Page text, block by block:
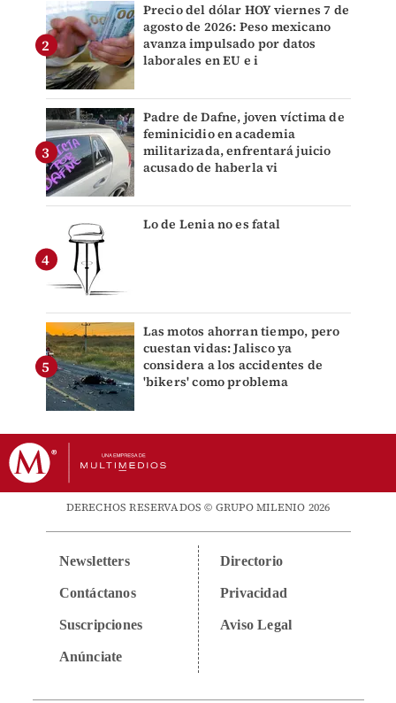
Precio del dólar HOY viernes 7 de
agosto de 2026: Peso mexicano
avanza impulsado por datos
laborales en EU e i
Padre de Dafne, joven víctima de
feminicidio en academia
militarizada, enfrentará juicio
acusado de haberla vi
Lo de Lenia no es fatal
Las motos ahorran tiempo, pero
cuestan vidas: Jalisco ya
considera a los accidentes de
'bikers' como problema
DERECHOS RESERVADOS © GRUPO MILENIO 2026
Newsletters
Contáctanos
Suscripciones
Anúnciate
Directorio
Privacidad
Aviso Legal